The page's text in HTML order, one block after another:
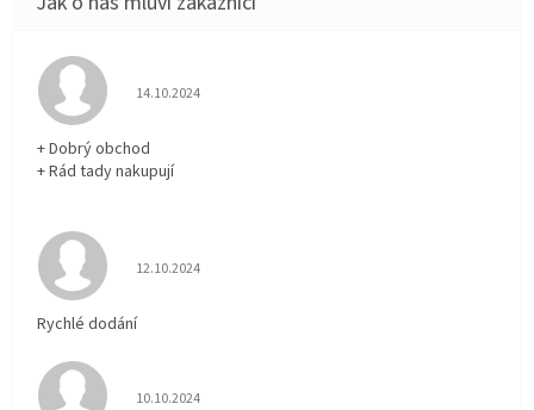
Hodnocení obchodu je 5 z 5 hvězdiček.
14.10.2024
+ Dobrý obchod
+ Rád tady nakupují
Hodnocení obchodu je 5 z 5 hvězdiček.
12.10.2024
Rychlé dodání
Hodnocení obchodu je 5 z 5 hvězdiček.
10.10.2024